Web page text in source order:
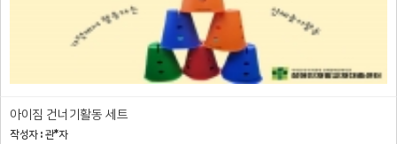
아이짐 건너기활동 세트
작성자 : 관*자